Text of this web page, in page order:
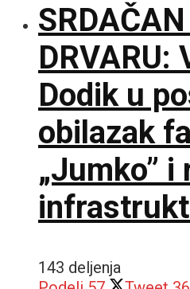
DRVARU:
Dodik u
obilazak
„Jumko” i
143 deljenja